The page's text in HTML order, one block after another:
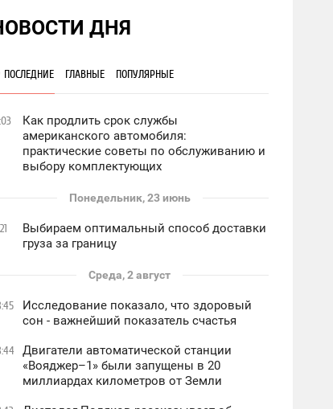
ДНЯ
ПОСЛЕДНИЕ ГЛАВНЫЕ ПОПУЛЯРНЫЕ
Как продлить срок службы
американского автомобиля:
практические советы по обслуживанию и
выбору комплектующих
Понедельник, 23 июнь
Выбираем оптимальный способ доставки
груза за границу
Среда, 2 август
Исследование показало, что здоровый
сон - важнейший показатель счастья
Двигатели автоматической станции
«Вояджер–1» были запущены в 20
миллиардах километров от Земли